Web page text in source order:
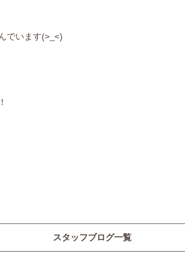
でいます(>_<)
スタッフブログ一覧